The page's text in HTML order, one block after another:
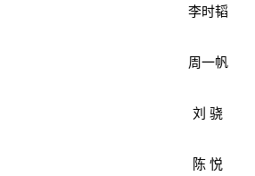
李时韬
周一帆
刘 骁
陈 悦